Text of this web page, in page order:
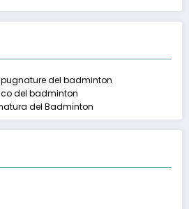
del badminton
del badminton
del Badminton